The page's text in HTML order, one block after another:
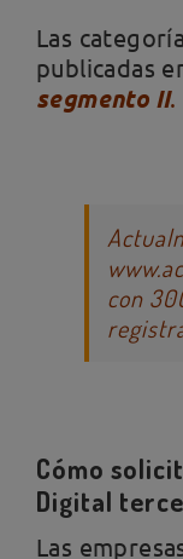
Las
publicadas
segmento II.
con
Cómo
Digital
Las